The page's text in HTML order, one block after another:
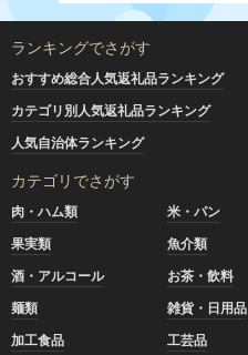
ランキングでさがす
おすすめ総合人気返礼品ランキング
カテゴリ別人気返礼品ランキング
人気自治体ランキング
カテゴリでさがす
肉・ハム類 米・パン
果実類
魚介類
酒・アルコール
お茶・飲料
麺類
雑貨・日用品
加工食品
工芸品